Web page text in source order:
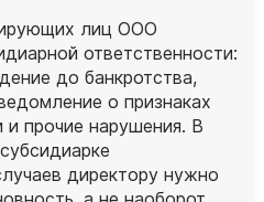
лиц ООО
ответственности:
до банкротства,
о признаках
прочие нарушения. В
директору нужно